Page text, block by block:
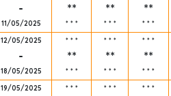
-
11/05/2025
**
* * *
**
* * *
**
* * *
12/05/2025
-
18/05/2025
* * *
**
* * *
* * *
**
* * *
* * *
**
* * *
19/05/2025
* * * * * * * * *